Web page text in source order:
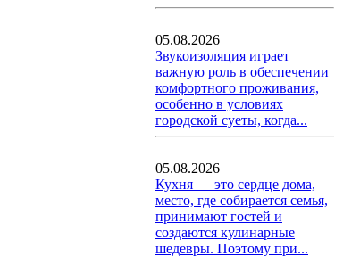
05.08.2026
Звукоизоляция играет
важную роль в обеспечении
комфортного проживания,
особенно в условиях
городской суеты, когда...
05.08.2026
Кухня — это сердце дома,
место, где собирается семья,
принимают гостей и
создаются кулинарные
шедевры. Поэтому при...